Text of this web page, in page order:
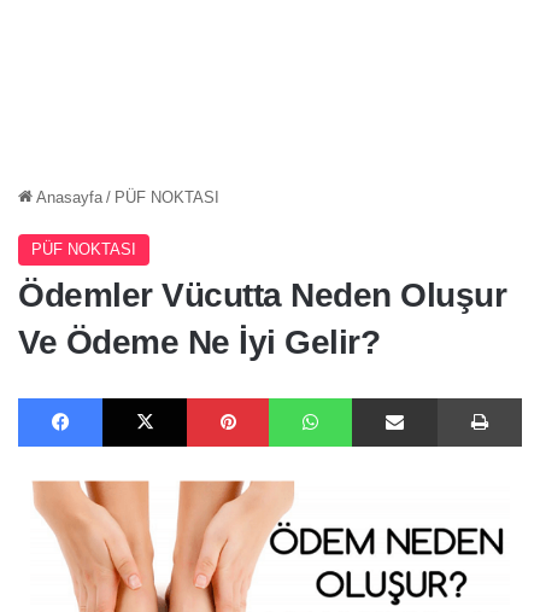
Anasayfa / PÜF NOKTASI
PÜF NOKTASI
Ödemler Vücutta Neden Oluşur
Ve Ödeme Ne İyi Gelir?
Facebook X Pinterest WhatsApp E-Posta ile paylaş